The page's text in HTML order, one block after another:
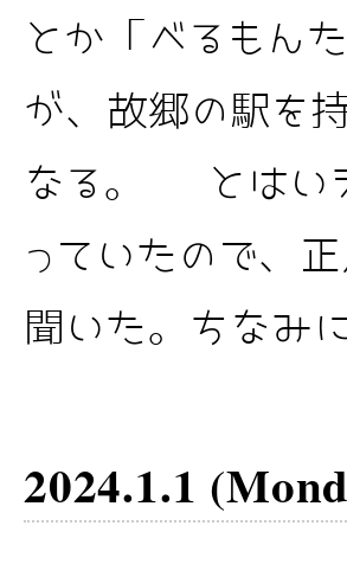
とか「べるもん
が、故郷の駅を
なる。 とはい
っていたので、
聞いた。ちなみ
2024.1.1